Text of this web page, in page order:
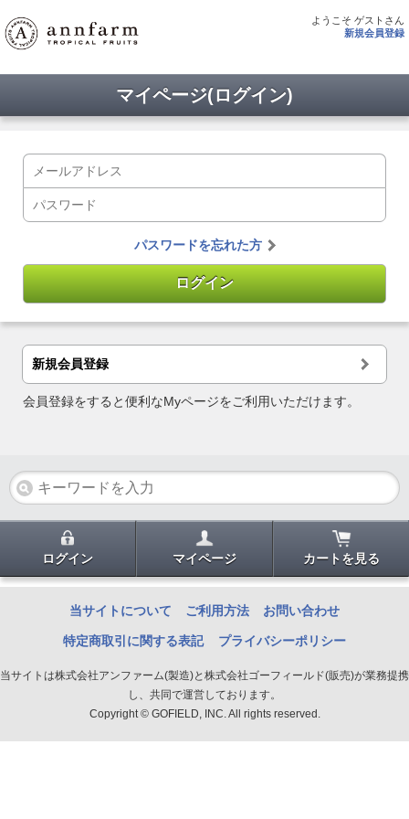
ようこそ ゲストさん
新規会員登録
マイページ(ログイン)
パスワードを忘れた方
新規会員登録
会員登録をすると便利なMyページをご利用いただけます。
ログイン マイページ カートを見る
当サイトについて ご利用方法 お問い合わせ
特定商取引に関する表記 プライバシーポリシー
当サイトは株式会社アンファーム(製造)と株式会社ゴーフィールド(販売)が業務提携
し、共同で運営しております。
Copyright © GOFIELD, INC. All rights reserved.